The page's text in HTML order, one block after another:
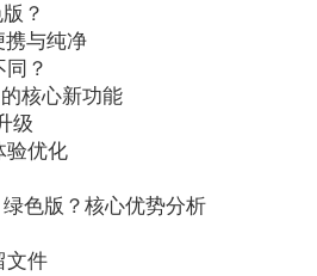
？
携与纯净
？
核心新功能
级
验优化
绿色版？核心优势分析
文件